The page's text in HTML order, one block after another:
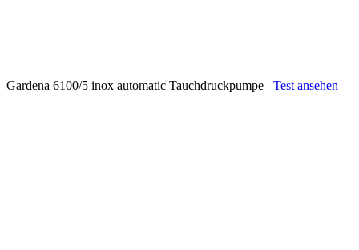
Gardena 6100/5 inox automatic Tauchdruckpumpe Test ansehen